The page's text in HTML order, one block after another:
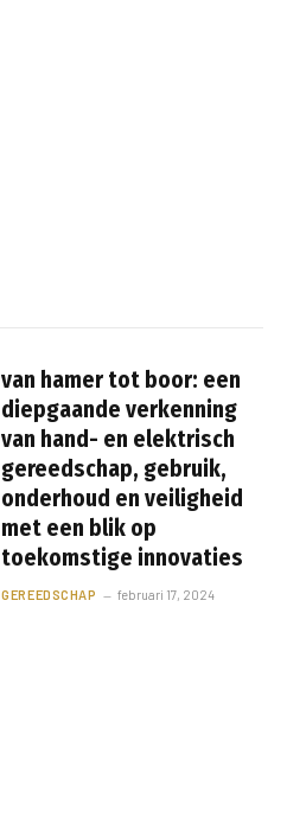
van hamer tot boor: een
diepgaande verkenning
van hand- en elektrisch
gereedschap, gebruik,
onderhoud en veiligheid
met een blik op
toekomstige innovaties
GEREEDSCHAP februari 17, 2024